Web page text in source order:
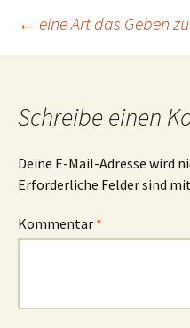
← eine Art das Geben
Schreibe einen
Deine E-Mail-Adresse wird
Erforderliche Felder sind
Kommentar *